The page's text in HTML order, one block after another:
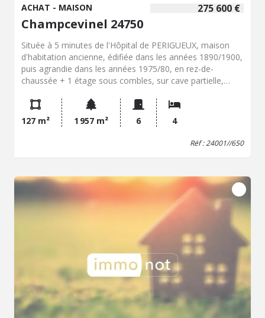
275 600 €
ACHAT - MAISON
Champcevinel 24750
Située à 5 minutes de l'Hôpital de PERIGUEUX, maison
d'habitation ancienne, édifiée dans les années 1890/1900,
puis agrandie dans les années 1975/80, en rez-de-
chaussée + 1 étage sous combles, sur cave partielle,
entrée/dégagement desservant 2 chambres, 1 salle d'eau,
WC, 1 vaste séjour/salle à manger avec cheminée de
plain-pied avec le jardin, 1 cuisine donnant sur 1 terrasse,
1 buanderie donnant accès à 1 cave enterrée et à 1
arboré entièrement clos d'env. 1957 m² bénéficiant d'1
piscine + 1 abri piscine.
127 m² 1 957 m² 6 4
Réf : 24001//650